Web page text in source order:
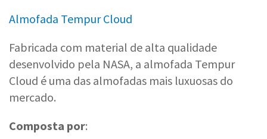
Almofada Tempur Cloud
Fabricada com material de alta qualidade
desenvolvido pela NASA, a almofada Tempur
Cloud é uma das almofadas mais luxuosas do
mercado.
Composta por: